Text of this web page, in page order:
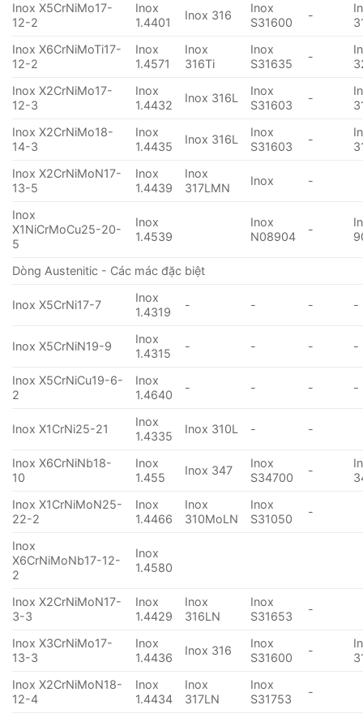
Inox X5CrNiMo17-
12-2
Inox
1.4401
Inox 316
Inox
S31600
-
Inox X6CrNiMoTi17-
12-2
Inox
1.4571
Inox
316Ti
Inox
S31635
-
Inox X2CrNiMo17-
12-3
Inox
1.4432
Inox 316L
Inox
S31603
-
Inox X2CrNiMo18-
14-3
Inox
1.4435
Inox 316L
Inox
S31603
-
Inox X2CrNiMoN17-
13-5
Inox
1.4439
Inox
317LMN
Inox -
Inox
X1NiCrMoCu25-20-
5
Inox
1.4539
Inox
N08904
-
Dòng Austenitic - Các mác đặc biệt
Inox X5CrNi17-7
Inox
1.4319
- - - -
Inox X5CrNiN19-9
Inox
1.4315
- - - -
Inox X5CrNiCu19-6-
2
Inox
1.4640
- - - -
Inox X1CrNi25-21
Inox
1.4335
Inox 310L - -
Inox X6CrNiNb18-
10
Inox
1.455
Inox 347
Inox
S34700
-
Inox X1CrNiMoN25-
22-2
Inox
1.4466
Inox
310MoLN
Inox
S31050
-
Inox
X6CrNiMoNb17-12-
2
Inox
1.4580
Inox X2CrNiMoN17-
3-3
Inox
1.4429
Inox
316LN
Inox
S31653
-
Inox X3CrNiMo17-
13-3
Inox
1.4436
Inox 316
Inox
S31600
-
Inox X2CrNiMoN18-
12-4
Inox
1.4434
Inox
317LN
Inox
S31753
-